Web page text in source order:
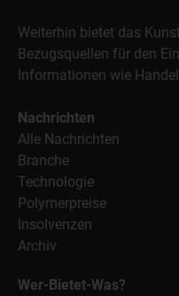
Weiterhin bietet das
Bezugsquellen für den
Informationen wie
Nachrichten
Alle Nachrichten
Branche
Technologie
Polymerpreise
Insolvenzen
Archiv
Wer-Bietet-Was?